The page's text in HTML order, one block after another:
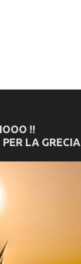
!!
LA GRECIA